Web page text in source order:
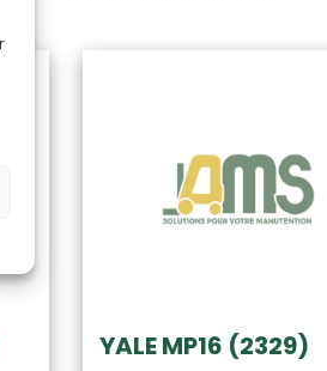
YALE MP16 (2329)